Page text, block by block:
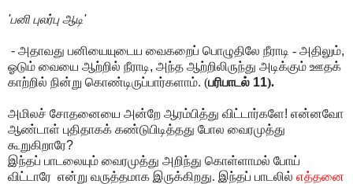
'பனி புலர்பு ஆடி'
- அதாவது பனியையுடைய வைகறைப் பொழுதிலே நீராடி - அதிலும்,
ஓடும் வையை ஆற்றில் நீராடி, அந்த ஆற்றிலிருந்து அடிக்கும் ஊதக்
காற்றில் நின்று கொண்டிருப்பார்களாம். (பரிபாடல் 11).
அமிலச் சோதனையை அன்றே ஆரம்பித்து விட்டார்களே! என்னவோ
ஆண்டாள் புதிதாகக் கண்டுபிடித்தது போல வைரமுத்து
கூறுகிறாரே?
இந்தப் பாடலையும் வைரமுத்து அறிந்து கொள்ளாமல் போய்
விட்டாரே என்று வருத்தமாக இருக்கிறது. இந்தப் பாடலில் எத்தனை